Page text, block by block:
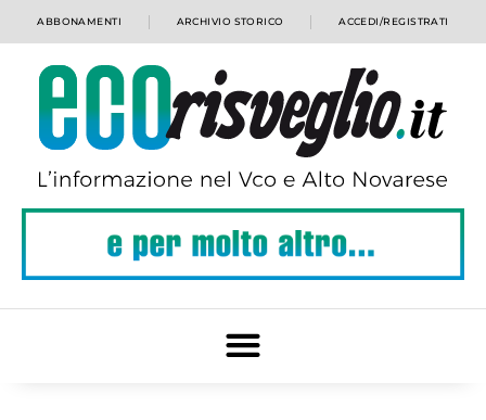
ABBONAMENTI ARCHIVIO STORICO ACCEDI/REGISTRATI